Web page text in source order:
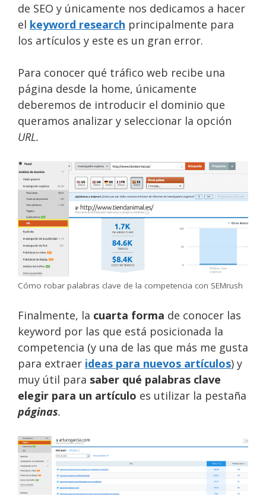
de SEO y únicamente nos dedicamos a hacer
el keyword research principalmente para
los artículos y este es un gran error.
Para conocer qué tráfico web recibe una
página desde la home, únicamente
deberemos de introducir el dominio que
queramos analizar y seleccionar la opción
URL.
Cómo robar palabras clave de la competencia con SEMrush
Finalmente, la cuarta forma de conocer las
keyword por las que está posicionada la
competencia (y una de las que más me gusta
para extraer ideas para nuevos artículos) y
muy útil para saber qué palabras clave
elegir para un artículo es utilizar la pestaña
páginas.